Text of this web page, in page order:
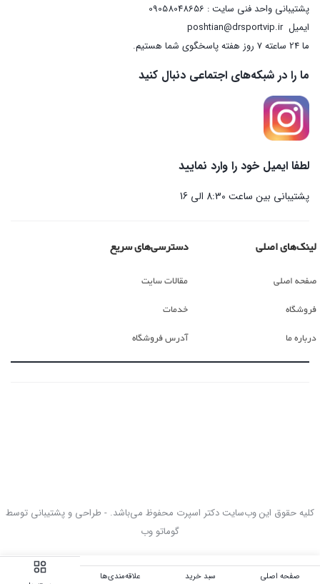
پشتیبانی واحد فنی سایت : 09058048656
ایمیلposhtian@drsportvip.ir
ما 24 ساعته 7 روز هفته پاسخگوی شما هستیم.
ما را در شبکه‌های اجتماعی دنبال کنید
لطفا ایمیل خود را وارد نمایید
پشتیبانی بین ساعت 8:30 الی 16
لینک‌های اصلی
صفحه اصلی
فروشگاه
درباره ما
دسترسی‌های سریع
مقالات سایت
خدمات
آدرس فروشگاه
کلیه حقوق این وب‌سایت دکتر اسپرت محفوظ می‌باشد. - طراحی و پشتیبانی توسط
گوماتو وب
صفحه اصلی سبد خرید علاقه‌مندی‌ها